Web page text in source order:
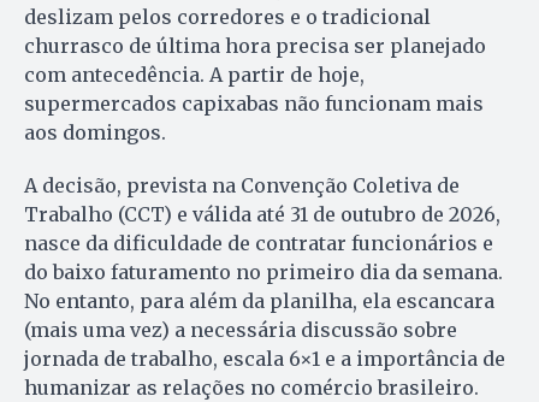
deslizam pelos corredores e o tradicional
churrasco de última hora precisa ser planejado
com antecedência. A partir de hoje,
supermercados capixabas não funcionam mais
aos domingos.
A decisão, prevista na Convenção Coletiva de
Trabalho (CCT) e válida até 31 de outubro de 2026,
nasce da dificuldade de contratar funcionários e
do baixo faturamento no primeiro dia da semana.
No entanto, para além da planilha, ela escancara
(mais uma vez) a necessária discussão sobre
jornada de trabalho, escala 6×1 e a importância de
humanizar as relações no comércio brasileiro.